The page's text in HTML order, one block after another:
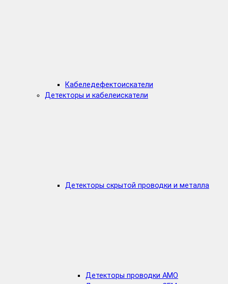
Кабеледефектоискатели
Детекторы и кабелеискатели
Детекторы скрытой проводки и металла
Детекторы проводки AMO